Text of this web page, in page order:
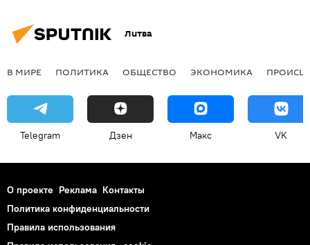
Литва
В МИРЕ ПОЛИТИКА ОБЩЕСТВО ЭКОНОМИКА
Telegram Дзен Макс VK
О проекте Реклама Контакты
Политика конфиденциальности
Правила использования